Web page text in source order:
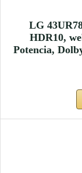
LG
HDR10,
Potencia,